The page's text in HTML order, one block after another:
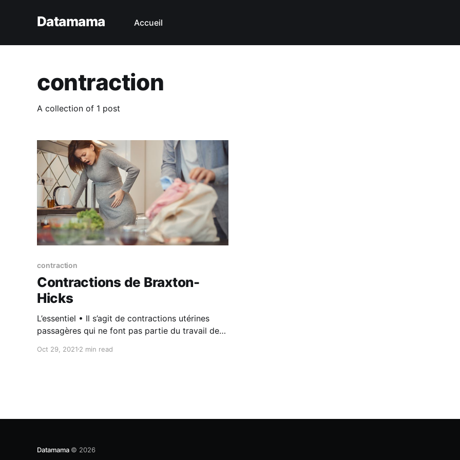
Datamama Accueil
contraction
A collection of 1 post
contraction
Contractions de Braxton-
Hicks
L’essentiel • Il s’agit de contractions utérines
passagères qui ne font pas partie du travail de
durant le 2ème et 3ème trimestre. • Si les
Oct 29, 2021 2 min read
Datamama© 2026